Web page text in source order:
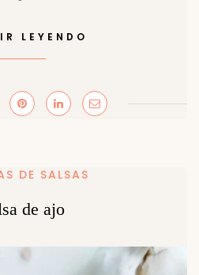
LEYENDO
DE SALSAS
de ajo